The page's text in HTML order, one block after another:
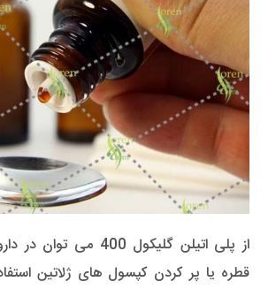
از پلی اتیلن گلیکول 400
قطره یا پر کردن کپسول های ژلاتین